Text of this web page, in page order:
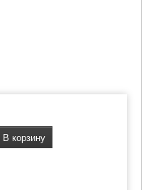
В корзину